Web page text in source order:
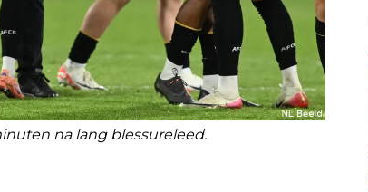
na lang blessureleed.